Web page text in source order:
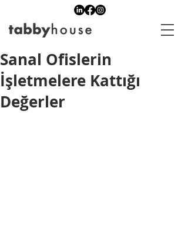
Sanal Ofislerin
İşletmelere Kattığı
Değerler